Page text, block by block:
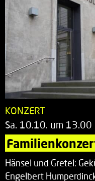
KONZERT
Sa. 10.10. um 13.00
Hänsel und Gretel:
Engelbert